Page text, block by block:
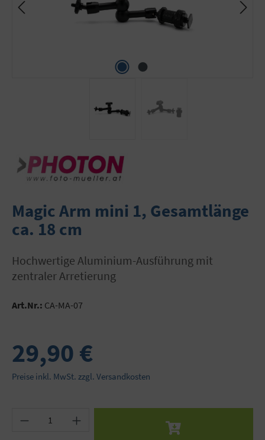
Magic Arm mini 1, Gesamtlänge
ca. 18 cm
hochwertige Aluminium-Ausführung mit
zentraler Arretierung
Art.Nr.: CA-MA-07
29,90 €
Preise inkl. MwSt. zzgl. Versandkosten
Produkt Anzahl: Gib den gewünschten Wert